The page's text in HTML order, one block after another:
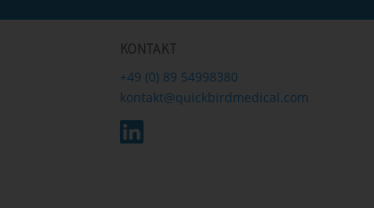
KONTAKT
+49 (0) 89 54998380
kontakt@quickbirdmedical.com